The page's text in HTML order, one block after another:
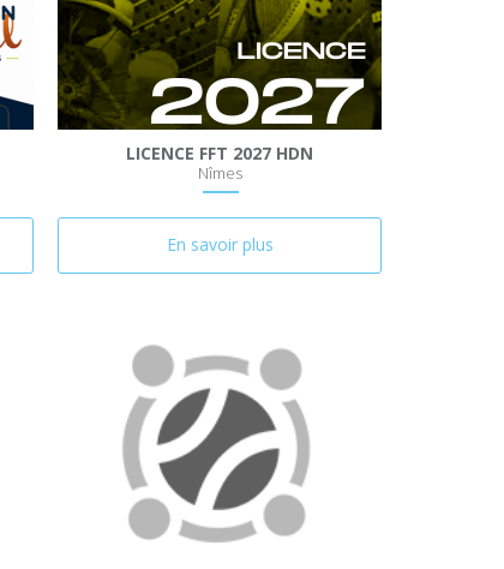
LICENCE FFT 2027 HDN
Nîmes
En savoir plus